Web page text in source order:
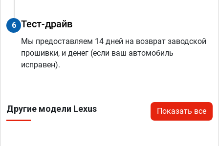
6 Тест-драйв
Мы предоставляем 14 дней на возврат заводской
прошивки, и денег (если ваш автомобиль
исправен).
Другие модели Lexus Показать все